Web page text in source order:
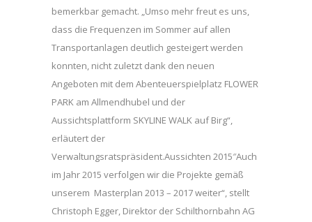
bemerkbar gemacht. „Umso mehr freut es uns,
dass die Frequenzen im Sommer auf allen
Transportanlagen deutlich gesteigert werden
konnten, nicht zuletzt dank den neuen
Angeboten mit dem Abenteuerspielplatz FLOWER
PARK am Allmendhubel und der
Aussichtsplattform SKYLINE WALK auf Birg“,
erläutert der
Verwaltungsratspräsident.Aussichten 2015″Auch
im Jahr 2015 verfolgen wir die Projekte gemäß
unserem Masterplan 2013 – 2017 weiter“, stellt
Christoph Egger, Direktor der Schilthornbahn AG